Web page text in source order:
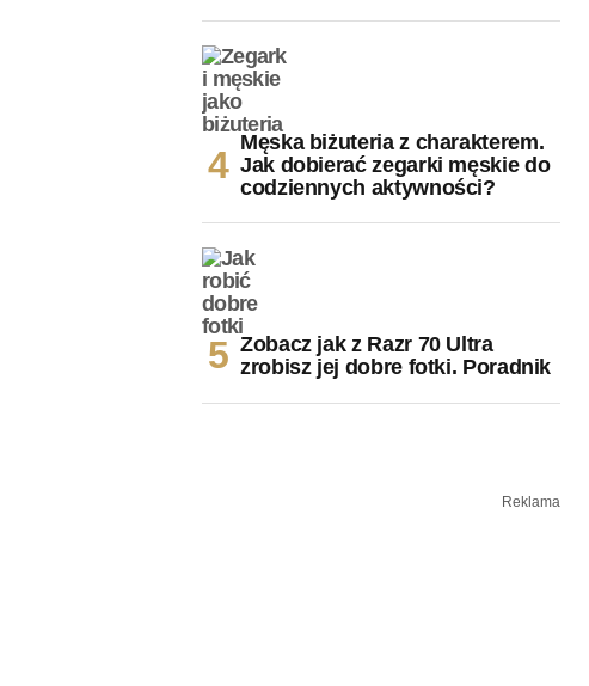
Męska biżuteria z charakterem.
Jak dobierać zegarki męskie do
codziennych aktywności?
Zobacz jak z Razr 70 Ultra
zrobisz jej dobre fotki. Poradnik
Reklama